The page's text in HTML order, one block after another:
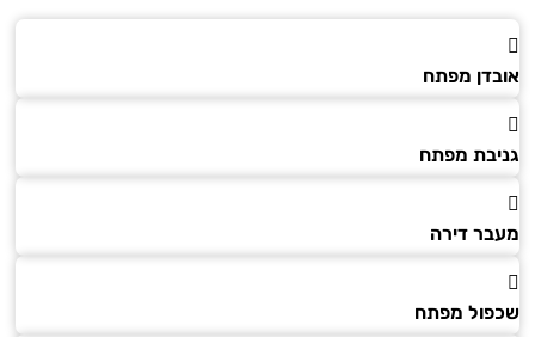
מפתח
מפתח
דירה
מפתח